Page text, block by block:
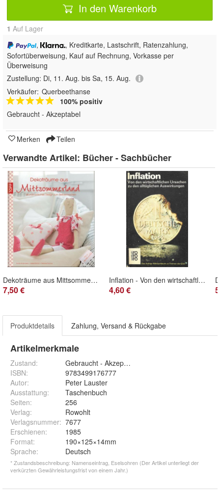
In den Warenkorb
1 Auf Lager
,
, Kreditkarte, Lastschrift, Ratenzahlung,
Sofortüberweisung, Kauf auf Rechnung, Vorkasse per
Überweisung
Zustellung: Di, 11. Aug. bis Sa, 15. Aug.
Verkäufer: Querbeethanse
100% positiv
Gebraucht - Akzeptabel
Merken Teilen
Verwandte Artikel: Bücher - Sachbücher
Dekoträume aus Mittsommerland - Schöner leben mit Dekorationen im skandinavischen Sti
7,50 €
Inflation - Von den wirtschaftlichen Ursachen zu den alltäglichen Auswirkungen (1977)
4,60 €
Produktdetails Zahlung, Versand & Rückgabe
Artikelmerkmale
Zustand:
Gebraucht - Akzeptabel*
ISBN:
9783499176777
Autor:
Peter Lauster
Ausstattung:
Taschenbuch
Seiten:
256
Verlag:
Rowohlt
Verlagsnummer: 7677
Erschienen:
1985
Format:
190×125×14mm
Sprache: Deutsch
* Zustandsbeschreibung: Namenseintrag, Eselsohren (Der Artikel unterliegt der
verkürzten Gewährleistungsfrist von einem Jahr.)